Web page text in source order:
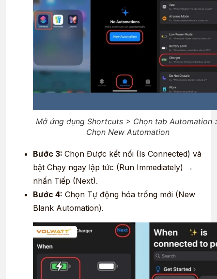
Mở ứng dụng Shortcuts > Chọn tab Automation
Chọn New Automation
Bước 3: Chọn Được kết nối (Is Connected) và
bật Chạy ngay lập tức (Run Immediately) →
nhấn Tiếp (Next).
Bước 4: Chọn Tự động hóa trống mới (New
Blank Automation).